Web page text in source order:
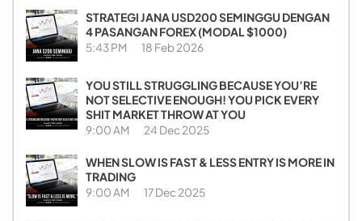
STRATEGI JANA USD200 SEMINGGU DENGAN
4 PASANGAN FOREX (MODAL $1000)
5:43 PM 18 Feb 2026
YOU STILL STRUGGLING BECAUSE YOU’RE
NOT SELECTIVE ENOUGH! YOU PICK EVERY
SHIT MARKET THROW AT YOU
9:00 AM 24 Dec 2025
WHEN SLOW IS FAST & LESS ENTRY IS MORE IN
TRADING
9:00 AM 17 Dec 2025